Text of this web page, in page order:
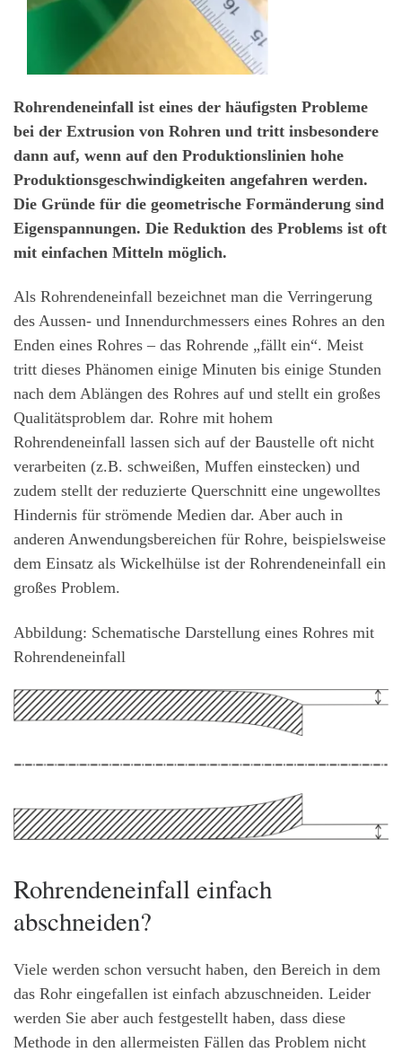
Rohrendeneinfall ist eines der häufigsten Probleme
bei der Extrusion von Rohren und tritt insbesondere
dann auf, wenn auf den Produktionslinien hohe
Produktionsgeschwindigkeiten angefahren werden.
Die Gründe für die geometrische Formänderung sind
Eigenspannungen. Die Reduktion des Problems ist oft
mit einfachen Mitteln möglich.
Als Rohrendeneinfall bezeichnet man die Verringerung
des Aussen- und Innendurchmessers eines Rohres an den
Enden eines Rohres – das Rohrende „fällt ein“. Meist
tritt dieses Phänomen einige Minuten bis einige Stunden
nach dem Ablängen des Rohres auf und stellt ein großes
Qualitätsproblem dar. Rohre mit hohem
Rohrendeneinfall lassen sich auf der Baustelle oft nicht
verarbeiten (z.B. schweißen, Muffen einstecken) und
zudem stellt der reduzierte Querschnitt eine ungewolltes
Hindernis für strömende Medien dar. Aber auch in
anderen Anwendungsbereichen für Rohre, beispielsweise
dem Einsatz als Wickelhülse ist der Rohrendeneinfall ein
großes Problem.
Abbildung: Schematische Darstellung eines Rohres mit
Rohrendeneinfall
Rohrendeneinfall einfach
abschneiden?
Viele werden schon versucht haben, den Bereich in dem
das Rohr eingefallen ist einfach abzuschneiden. Leider
werden Sie aber auch festgestellt haben, dass diese
Methode in den allermeisten Fällen das Problem nicht